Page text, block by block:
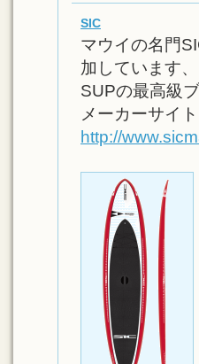
SIC
マウイの名門
加しています、
SUPの最高級
メーカーサイト
http://